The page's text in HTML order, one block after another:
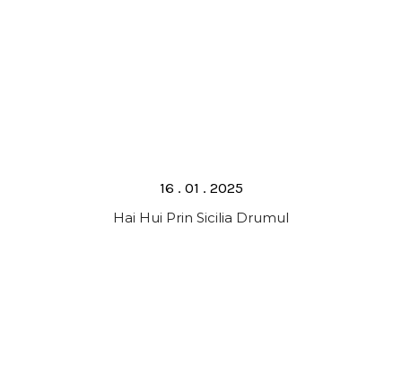
Posted
on
16 . 01 . 2025
Hai Hui Prin Sicilia Drumul